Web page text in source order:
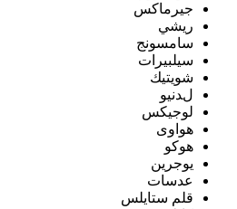
جيرماكس
ريشي
سامسونج
سيلبيرات
شويتيك
لدنيو
لوجيكس
هواوى
هوكو
يوجرين
عدسات
قلم ستايلس